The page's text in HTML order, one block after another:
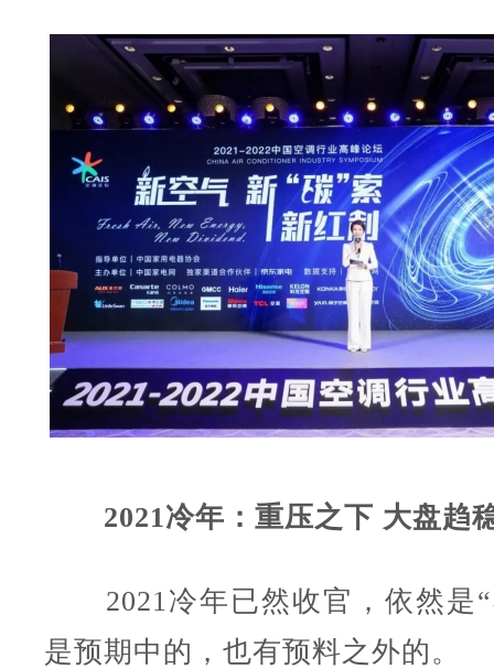
2021冷年：重压之下 大盘趋
2021冷年已然收官，依然是“
是预期中的，也有预料之外的。